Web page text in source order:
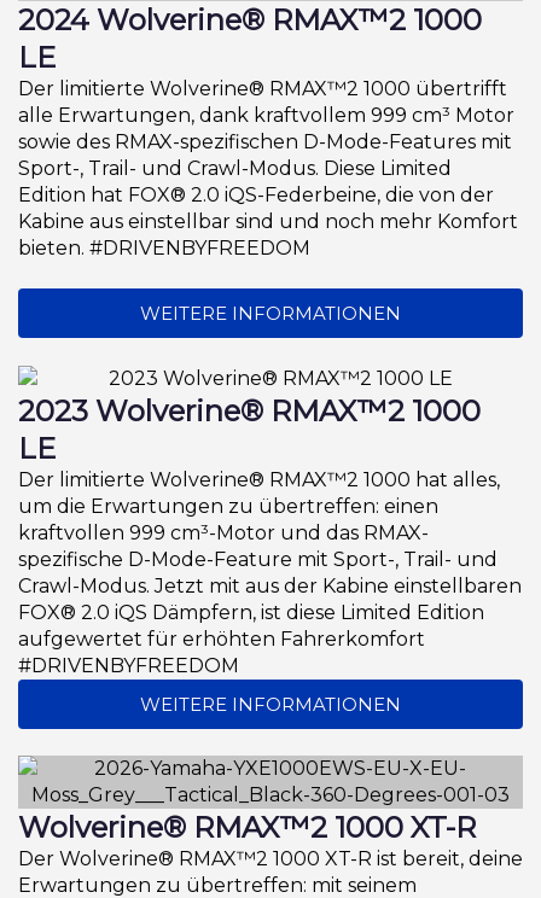
2024 Wolverine® RMAX™2 1000
LE
Der limitierte Wolverine® RMAX™2 1000 übertrifft
alle Erwartungen, dank kraftvollem 999 cm³ Motor
sowie des RMAX-spezifischen D-Mode-Features mit
Sport-, Trail- und Crawl-Modus. Diese Limited
Edition hat FOX® 2.0 iQS-Federbeine, die von der
Kabine aus einstellbar sind und noch mehr Komfort
bieten. #DRIVENBYFREEDOM
WEITERE INFORMATIONEN
2023 Wolverine® RMAX™2 1000
LE
Der limitierte Wolverine® RMAX™2 1000 hat alles,
um die Erwartungen zu übertreffen: einen
kraftvollen 999 cm³-Motor und das RMAX-
spezifische D-Mode-Feature mit Sport-, Trail- und
Crawl-Modus. Jetzt mit aus der Kabine einstellbaren
FOX® 2.0 iQS Dämpfern, ist diese Limited Edition
aufgewertet für erhöhten Fahrerkomfort
#DRIVENBYFREEDOM
WEITERE INFORMATIONEN
Wolverine® RMAX™2 1000 XT-R
Der Wolverine® RMAX™2 1000 XT-R ist bereit, deine
Erwartungen zu übertreffen: mit seinem